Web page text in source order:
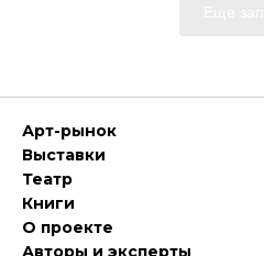
Арт-рынок
Выставки
Театр
Книги
О проекте
Авторы и эксперты